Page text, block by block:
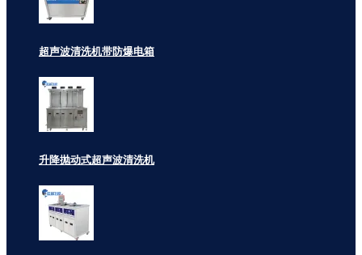
超声波清洗机带防爆电箱
升降抛动式超声波清洗机